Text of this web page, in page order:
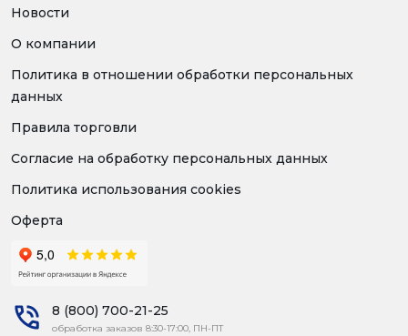
Новости
О компании
Политика в отношении обработки персональных
данных
Правила торговли
Согласие на обработку персональных данных
Политика использования cookies
Оферта
8 (800) 700-21-25
обработка заказов 8:30-17:00, ПН-ПТ